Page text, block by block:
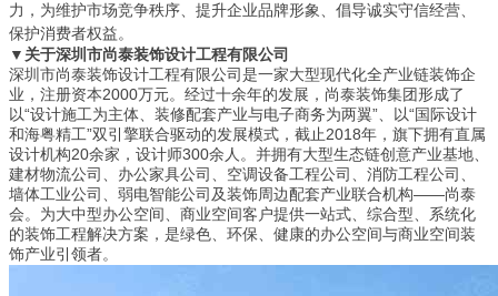
力，为维护市场竞争秩序、提升企业品牌形象、倡导诚实守信经营、
保护消费者权益。
▼关于深圳市尚泰装饰设计工程有限公司
深圳市尚泰装饰设计工程有限公司是一家大型现代化全产业链装饰企
业，注册资本2000万元。经过十余年的发展，尚泰装饰集团形成了
以“设计施工为主体、装修配套产业与电子商务为两翼”、以“国际设计
和海粤精工”双引擎联合驱动的发展模式，截止2018年，旗下拥有直属
设计机构20余家，设计师300余人。并拥有大型生态链创意产业基地、
建材物流公司、办公家具公司、空调设备工程公司、消防工程公司、
墙体工业公司、弱电智能公司及装饰周边配套产业联合机构——尚泰
会。为大中型办公空间、商业空间客户提供一站式、综合型、系统化
的装饰工程解决方案，是绿色、环保、健康的办公空间与商业空间装
饰产业引领者。